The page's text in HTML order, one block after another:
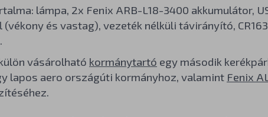
lámpa, 2x Fenix ARB-L18-3400 akkumulátor,
(vékony és vastag), vezeték nélküli távirányító,
vásárolható kormánytartó egy második
lapos aero országúti kormányhoz, valamint Fenix